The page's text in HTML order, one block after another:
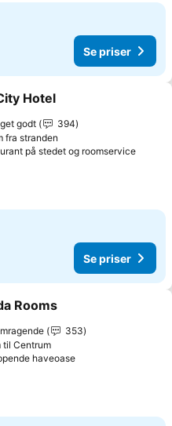
Se priser
til favoritter
Hotel
godt
394
fra stranden
på stedet og roomservice
Se priser
til favoritter
Rooms
353
til Centrum
haveoase